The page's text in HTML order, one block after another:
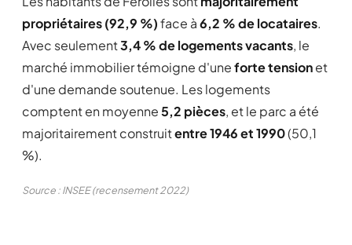
propriétaires (92,9 %)face à6,2 % de locataires.
Avec seulement3,4 % de logements vacants, le
marché immobilier témoigne d'uneforte tensionet
d'une demande soutenue. Les logements
comptent en moyenne5,2 pièces, et le parc a été
majoritairement construitentre 1946 et 1990(50,1
%).
Source : INSEE (recensement 2022)